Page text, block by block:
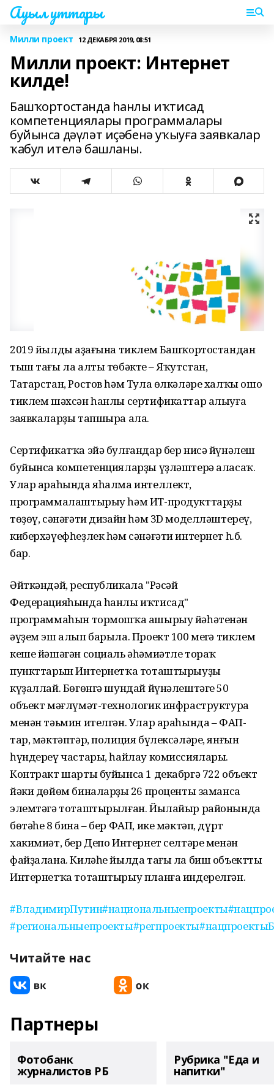
Ауыл уттары
Милли проект 12 ДЕКАБРЯ 2019, 08:51
Милли проект: Интернет
килде!
Башҡортостанда һанлы иҡтисад
компетенциялары программалары
буйынса дәүләт иҫәбенә уҡыуға заявкалар
ҡабул ителә башланы.
2019 йылдың аҙағына тиклем Башҡортостандан
тыш тағы ла алты төбәктең – Яҡутстан,
Татарстан, Ростов һәм Тула өлкәләре халҡы ошо
тиклем шәхсән һанлы сертификаттар алыуға
заявкаларҙы тапшыра ала.
Сертификатҡа эйә булғандар бер нисә йүнәлеш
буйынса компетенцияларҙы үҙләштерә аласаҡ.
Улар араһында яһалма интеллект,
программалаштырыу һәм ИТ-продукттарҙы
төҙөү, сәнәғәти дизайн һәм 3D моделләштереү,
киберхәүефһеҙлек һәм сәнәғәти интернет һ.б.
бар.
Әйткәндәй, республикала "Рәсәй
Федерацияһында һанлы иҡтисад"
программаһын тормошҡа ашырыу йәһәтенән
әүҙем эш алып барыла. Проект 100 меңгә тиклем
кеше йәшәгән социаль әһәмиәтле тораҡ
пункттарын Интернетҡа тоташтырыуҙы
күҙаллай. Бөгөнгә шундай йүнәлештәге 50
объект мәғлүмәт-технологик инфраструктура
менән тәьмин ителгән. Улар араһында – ФАП-
тар, мәктәптәр, полиция бүлексәләре, янғын
һүндереү частары, һайлау комиссиялары.
Контракт шарты буйынса 1 декабргә 722 объект
йәки дөйөм биналарҙың 26 проценты заманса
элемтәгә тоташтырылған. Йылайыр районында
бөтәһе 8 бина – бер ФАП, ике мәктәп, дүрт
хакимиәт, бер Депо Интернет селтәре менән
файҙалана. Киләһе йылда тағы ла биш объектты
Интернетҡа тоташтырыу планға индерелгән.
#ВладимирПутин#национальныепроекты
#региональныепроекты#регпроекты
Читайте нас
Партнеры
Фотобанк
журналистов РБ
Рубрика "Еда и
напитки"